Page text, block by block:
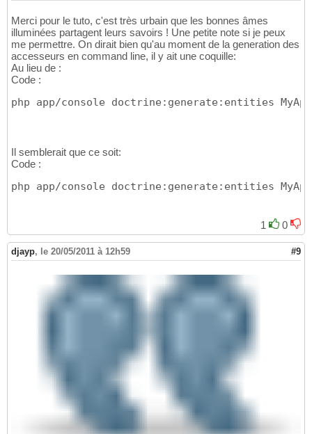
Merci pour le tuto, c'est très urbain que les bonnes âmes
illuminées partagent leurs savoirs ! Une petite note si je peux
me permettre. On dirait bien qu'au moment de la generation des
accesseurs en command line, il y ait une coquille:
Au lieu de :
Code :
php app/console doctrine:generate:entities
Il semblerait que ce soit:
Code :
php app/console doctrine:generate:entities
1 0
djayp, le 20/05/2011 à 12h59 #9